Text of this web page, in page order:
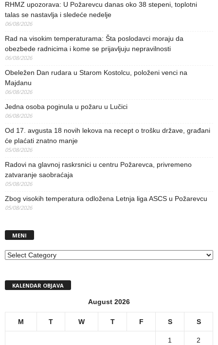
RHMZ upozorava: U Požarevcu danas oko 38 stepeni, toplotni
talas se nastavlja i sledeće nedelje
06/08/2026
Rad na visokim temperaturama: Šta poslodavci moraju da
obezbede radnicima i kome se prijavljuju nepravilnosti
06/08/2026
Obeležen Dan rudara u Starom Kostolcu, položeni venci na
Majdanu
06/08/2026
Jedna osoba poginula u požaru u Lučici
06/08/2026
Od 17. avgusta 18 novih lekova na recept o trošku države, građani
će plaćati znatno manje
05/08/2026
Radovi na glavnoj raskrsnici u centru Požarevca, privremeno
zatvaranje saobraćaja
05/08/2026
Zbog visokih temperatura odložena Letnja liga ASCS u Požarevcu
05/08/2026
MENI
MENI
KALENDAR OBJAVA
August 2026
M T W T F S S
1 2